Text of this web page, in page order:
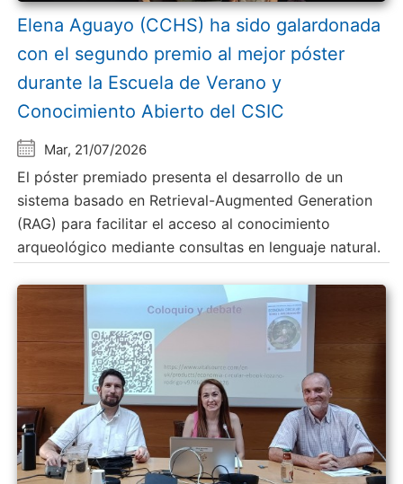
Elena Aguayo (CCHS) ha sido galardonada
con el segundo premio al mejor póster
durante la Escuela de Verano y
Conocimiento Abierto del CSIC
Mar, 21/07/2026
El póster premiado presenta el desarrollo de un
sistema basado en Retrieval-Augmented Generation
(RAG) para facilitar el acceso al conocimiento
arqueológico mediante consultas en lenguaje natural.